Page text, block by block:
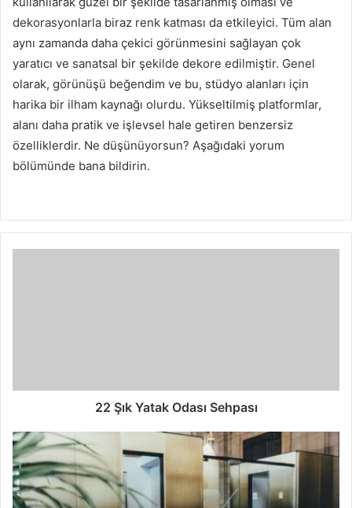
dekorasyonlarla biraz renk katması da etkileyici. Tüm alan
aynı zamanda daha çekici görünmesini sağlayan çok
yaratıcı ve sanatsal bir şekilde dekore edilmiştir. Genel
olarak, görünüşü beğendim ve bu, stüdyo alanları için
harika bir ilham kaynağı olurdu. Yükseltilmiş platformlar,
alanı daha pratik ve işlevsel hale getiren benzersiz
özelliklerdir. Ne düşünüyorsun? Aşağıdaki yorum
bölümünde bana bildirin.
22 Şık Yatak Odası Sehpası